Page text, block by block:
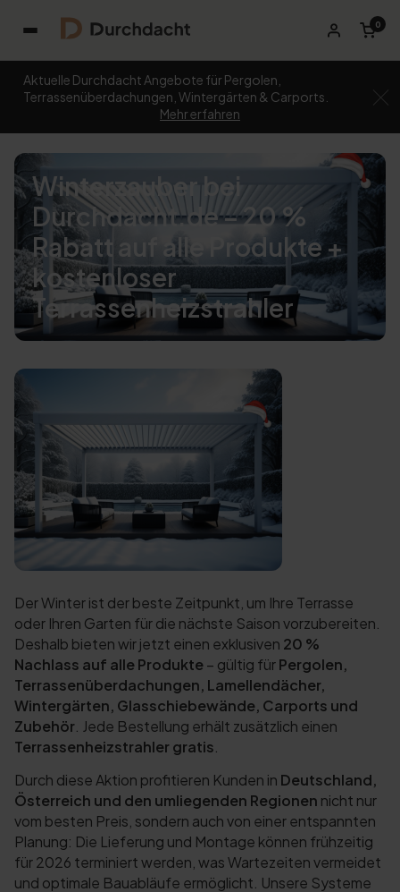
0
Aktuelle Durchdacht Angebote für Pergolen,
Terrassenüberdachungen, Wintergärten & Carports.
Mehr erfahren
Winterzauber bei
Durchdacht.de – 20 %
Rabatt auf alle Produkte +
kostenloser
Terrassenheizstrahler
Der Winter ist der beste Zeitpunkt, um Ihre Terrasse
oder Ihren Garten für die nächste Saison vorzubereiten.
Deshalb bieten wir jetzt einen exklusiven 20 %
Nachlass auf alle Produkte– gültig fürPergolen,
Terrassenüberdachungen, Lamellendächer,
Wintergärten, Glasschiebewände, Carports und
Zubehör . Jede Bestellung erhält zusätzlich einen
Terrassenheizstrahler gratis
Durch diese Aktion profitieren Kunden in Deutschland,
Österreich und den umliegenden Regionen nicht nur
vom besten Preis, sondern auch von einer entspannten
Planung: Die Lieferung und Montage können frühzeitig
für 2026 terminiert werden, was Wartezeiten vermeidet
und optimale Bauabläufe ermöglicht. Unsere Systeme